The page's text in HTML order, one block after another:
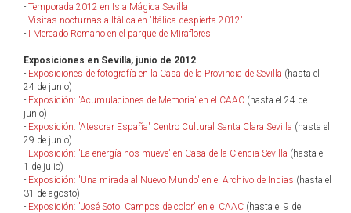
- Temporada 2012 en Isla Mágica Sevilla
- Visitas nocturnas a Itálica en 'Itálica despierta 2012'
-
I Mercado Romano en el parque de Miraflores
Exposiciones en Sevilla, junio de 2012
- Exposiciones de fotografía en la Casa de la Provincia de Sevilla (hasta el
24 de junio)
- Exposición: 'Acumulaciones de Memoria' en el CAAC (hasta el 24 de
junio)
- Exposición: 'Atesorar España' Centro Cultural Santa Clara Sevilla (hasta el
29 de junio)
- Exposición: 'La energía nos mueve' en Casa de la Ciencia Sevilla (hasta el
1 de julio)
- Exposición: 'Una mirada al Nuevo Mundo' en el Archivo de Indias (hasta el
31 de agosto)
- Exposición: 'José Soto. Campos de color' en el CAAC (hasta el 9 de